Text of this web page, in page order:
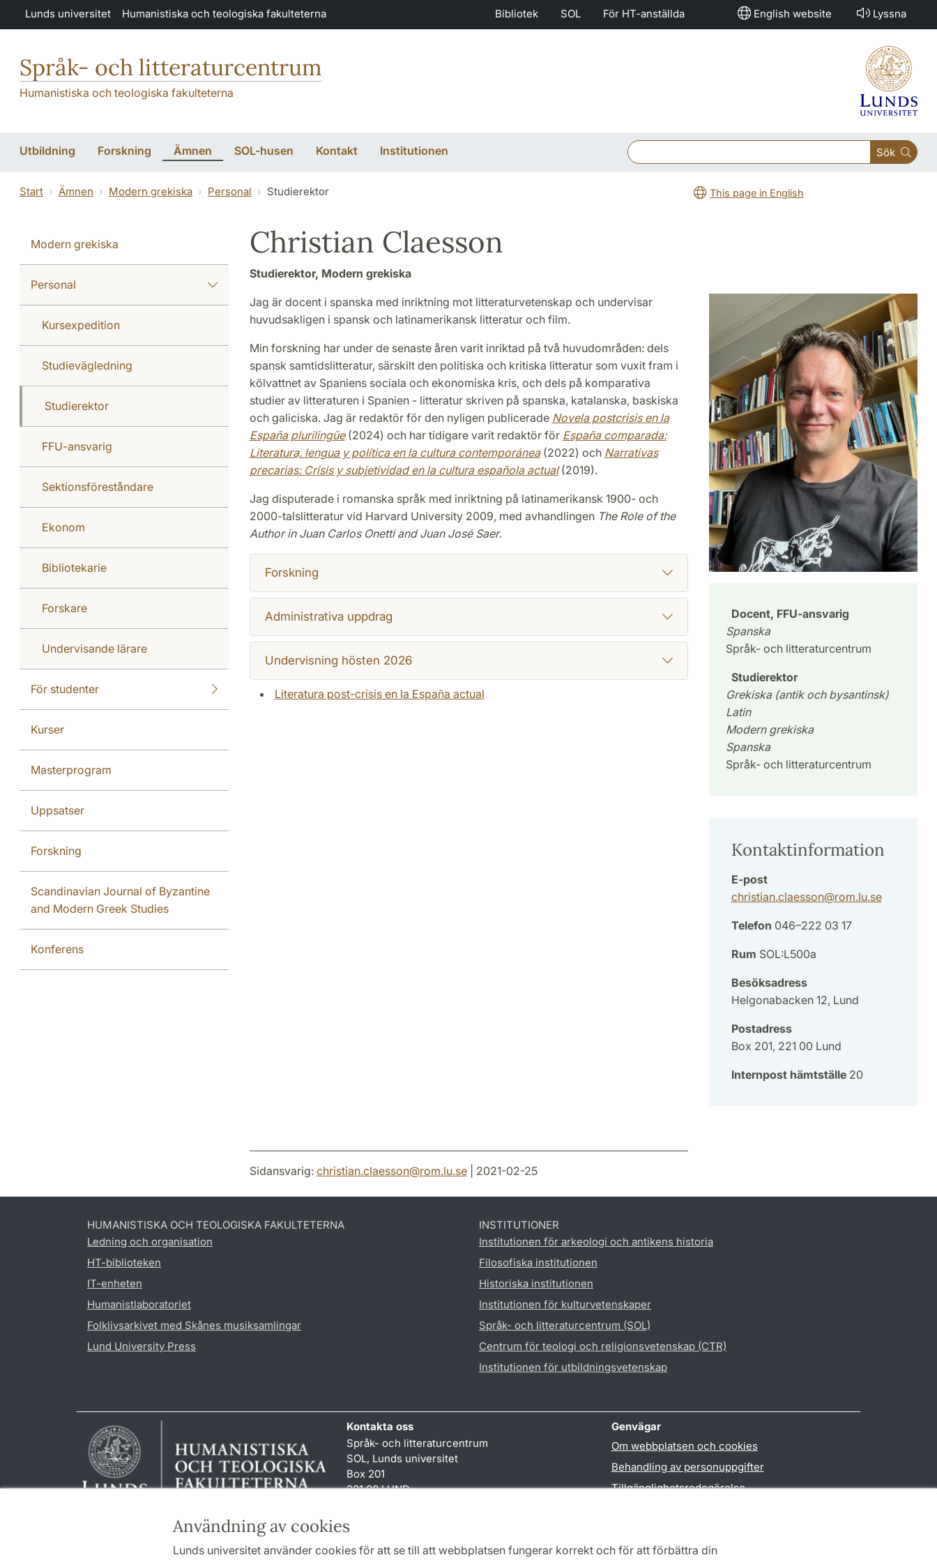
Hoppa till huvudinnehåll
Användning av cookies
Lunds universitet använder cookies för att se till att webbplatsen fungerar korrekt och för att förbättra din
Lunds universitet Humanistiska och teologiska fakulteterna Bibliotek SOL För HT-anställda English website Lyssna
Språk- och litteraturcentrum
Humanistiska och teologiska fakulteterna
Utbildning Forskning Ämnen SOL-husen Kontakt Institutionen Sök
Start Ämnen Modern grekiska Personal Studierektor This page in English
Modern grekiska
Personal
Kursexpedition
Studievägledning
Studierektor
FFU-ansvarig
Sektionsföreståndare
Ekonom
Bibliotekarie
Forskare
Undervisande lärare
För studenter
Kurser
Masterprogram
Uppsatser
Forskning
Scandinavian Journal of Byzantine
and Modern Greek Studies
Konferens
Christian Claesson
Studierektor, Modern grekiska
Jag är docent i spanska med inriktning mot litteraturvetenskap och undervisar
huvudsakligen i spansk och latinamerikansk litteratur och film.
Min forskning har under de senaste åren varit inriktad på två huvudområden: dels
spansk samtidslitteratur, särskilt den politiska och kritiska litteratur som vuxit fram i
kölvattnet av Spaniens sociala och ekonomiska kris, och dels på komparativa
studier av litteraturen i Spanien - litteratur skriven på spanska, katalanska, baskiska
och galiciska. Jag är redaktör för den nyligen publicerade Novela postcrisis en la
España plurilingüe(2024) och har tidigare varit redaktör för España comparada:
Literatura, lengua y política en la cultura contemporánea(2022) och Narrativas
precarias: Crisis y subjetividad en la cultura española actual (2019).
Jag disputerade i romanska språk med inriktning på latinamerikansk 1900- och
2000-talslitteratur vid Harvard University 2009, med avhandlingen The Role of the
Author in Juan Carlos Onetti and Juan José Saer.
Forskning
Administrativa uppdrag
Undervisning hösten 2026
Literatura post-crisis en la España actual
Docent, FFU-ansvarig
Spanska
Språk- och litteraturcentrum
Studierektor
Grekiska (antik och bysantinsk)
Latin
Modern grekiska
Spanska
Språk- och litteraturcentrum
Kontaktinformation
E-post
christian.claesson@rom.lu.se
Telefon 046–222 03 17
Rum SOL:L500a
Besöksadress
Helgonabacken 12, Lund
Postadress
Box 201, 221 00 Lund
Internpost hämtställe20
Sidansvarig: christian.claesson@rom.lu.se| 2021-02-25
HUMANISTISKA OCH TEOLOGISKA FAKULTETERNA
Ledning och organisation
HT-biblioteken
IT-enheten
Humanistlaboratoriet
Folklivsarkivet med Skånes musiksamlingar
Lund University Press
INSTITUTIONER
Institutionen för arkeologi och antikens historia
Filosofiska institutionen
Historiska institutionen
Institutionen för kulturvetenskaper
Språk- och litteraturcentrum (SOL)
Centrum för teologi och religionsvetenskap (CTR)
Institutionen för utbildningsvetenskap
Kontakta oss
Språk- och litteraturcentrum
SOL, Lunds universitet
Box 201
221 00 LUND
reception
Genvägar
Om webbplatsen och cookies
Behandling av personuppgifter
Tillgänglighetsredogörelse